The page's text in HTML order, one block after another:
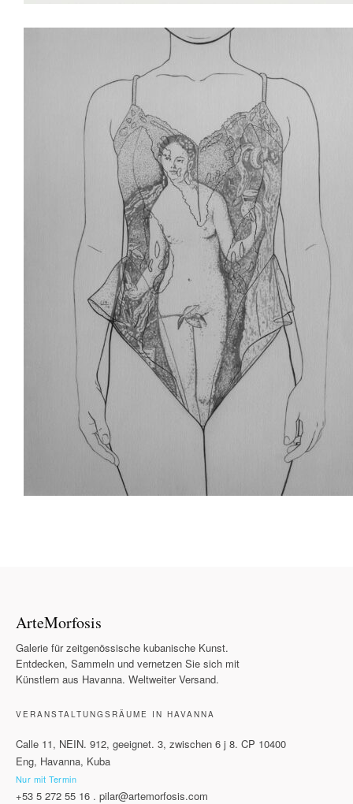
ArteMorfosis
Galerie für zeitgenössische kubanische Kunst.
Entdecken, Sammeln und vernetzen Sie sich mit
Künstlern aus Havanna. Weltweiter Versand.
VERANSTALTUNGSRÄUME IN HAVANNA
Calle 11, NEIN. 912, geeignet. 3, zwischen 6 j 8. CP 10400
Eng, Havanna, Kuba
Nur mit Termin
+53 5 272 55 16 . pilar@artemorfosis.com